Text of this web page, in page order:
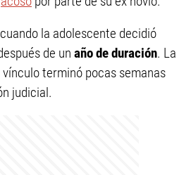
la adolescente decidió
de un año de duración. La
terminó pocas semanas
judicial.